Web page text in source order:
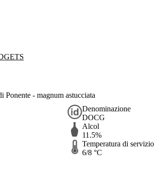
- magnum astucciata
Denominazione
DOCG
Alcol
11.5%
Temperatura di servizio
6/8 °C